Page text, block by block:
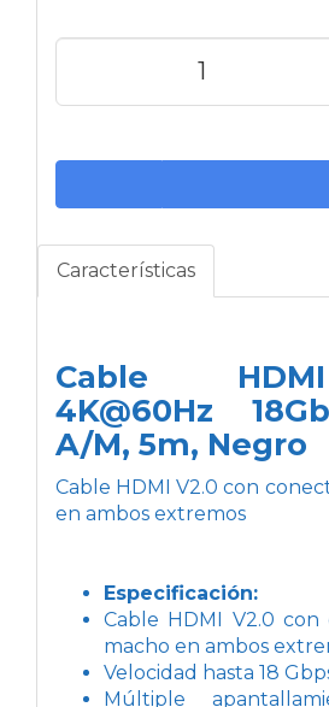
Características
Cable
4K@60Hz
A/M, 5m, Negro
Cable HDMI V2.0 con
en ambos extremos
Especificación:
Cable HDMI V2.0
macho en ambos
Velocidad hasta 18
Múltiple